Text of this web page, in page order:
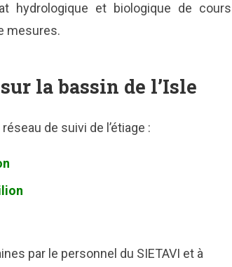
hydrologique et biologique de cours
mesures.
la bassin de l’Isle
de suivi de l’étiage :
par le personnel du SIETAVI et à